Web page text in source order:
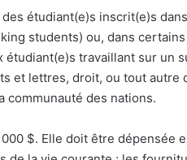
étudiant(e)s inscrit(e)s
students) ou, dans
travaillant sur un
et lettres, droit, ou tout autre
communauté des nations.
$. Elle doit être dépensée